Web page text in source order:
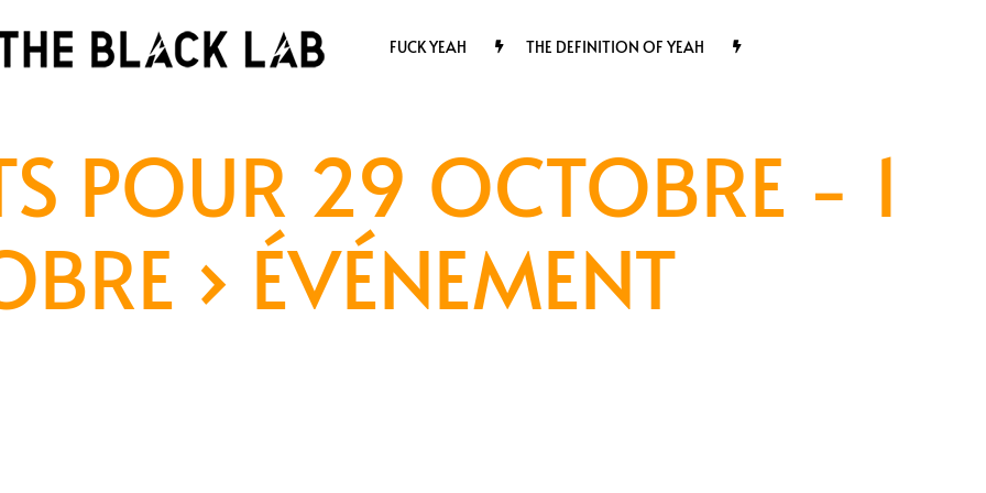
FUCK YEAH THE DEFINITION OF YEAH
POUR 29 OCTOBRE - 1
› ÉVÉNEMENT